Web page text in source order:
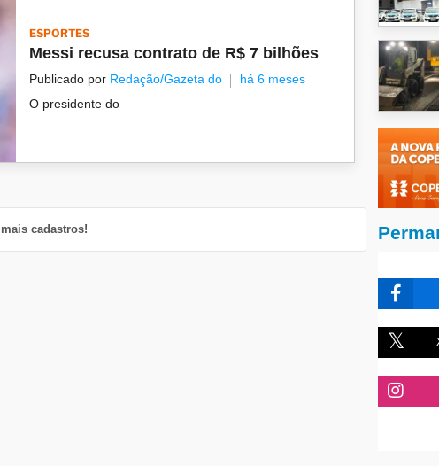
ESPORTES
Messi recusa contrato de R$ 7 bilhões
Publicado por Redação/Gazeta do
há 6 meses
O presidente do
cadastros!